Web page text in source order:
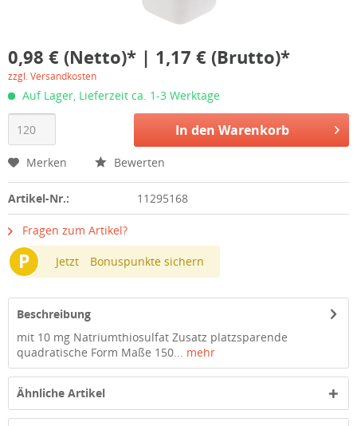
0,98 € (Netto)* | 1,17 € (Brutto)*
zzgl. Versandkosten
Auf Lager, Lieferzeit ca. 1-3 Werktage
In den Warenkorb
Merken Bewerten
Artikel-Nr.: 11295168
Fragen zum Artikel?
P Jetzt Bonuspunkte sichern
Beschreibung
mit 10 mg Natriumthiosulfat Zusatz platzsparende
quadratische Form Maße 150... mehr
Ähnliche Artikel